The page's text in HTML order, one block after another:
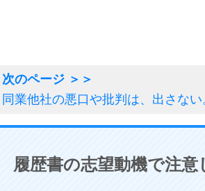
同業他社の悪口や批判は、出さない
履歴書の志望動機で注